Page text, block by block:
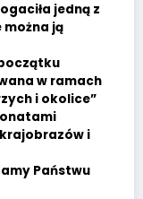
jedną z
można ją
w ramach
i okolice”
i
Państwu